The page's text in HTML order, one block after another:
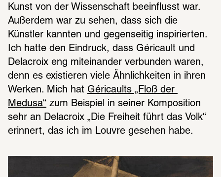
Kunst von der Wissenschaft beeinflusst war.
Außerdem war zu sehen, dass sich die
Künstler kannten und gegenseitig inspirierten.
Ich hatte den Eindruck, dass Géricault und
Delacroix eng miteinander verbunden waren,
denn es existieren viele Ähnlichkeiten in ihren
Werken. Mich hat Géricaults „Floß der
Medusa“ zum Beispiel in seiner Komposition
sehr an Delacroix „Die Freiheit führt das Volk“
erinnert, das ich im Louvre gesehen habe.